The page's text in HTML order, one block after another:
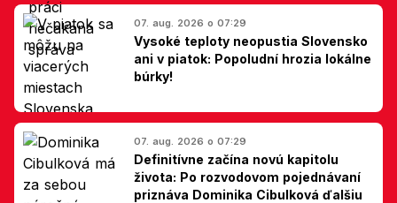
07. aug. 2026 o 07:29
Vysoké teploty neopustia Slovensko
ani v piatok: Popoludní hrozia lokálne
búrky!
07. aug. 2026 o 07:29
Definitívne začína novú kapitolu
života: Po rozvodovom pojednávaní
priznáva Dominika Cibulková ďalšiu